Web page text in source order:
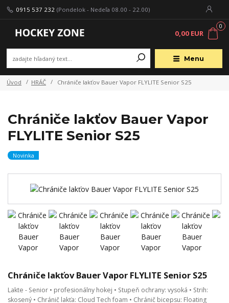
Menu
0915 537 232 (Pondelok - Nedeľa 08.00 - 22.00)
0
0,00 EUR
Úvod HRÁČ Chrániče lakťov Bauer Vapor FLYLITE Senior S25
Chrániče lakťov Bauer Vapor
FLYLITE Senior S25
Novinka
Chrániče lakťov Bauer Vapor FLYLITE Senior S25
Lakte - Senior • profesionálny hokej • Stupeň ochrany: vysoká • Strih:
skosený • Chránič lakťa: Cloud Tech foam • Chránič bicepsu: Floating